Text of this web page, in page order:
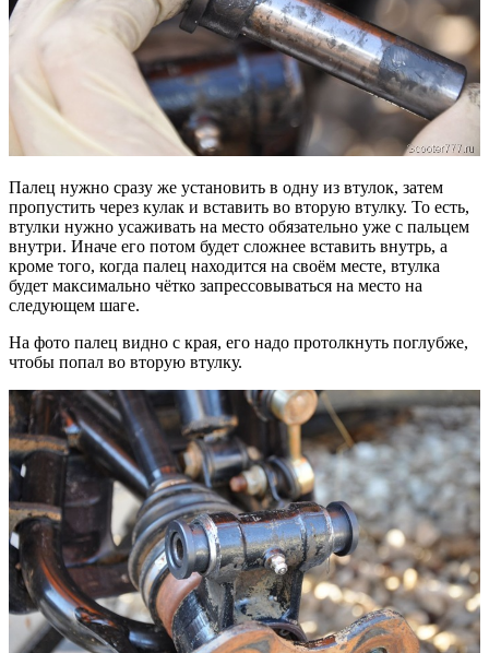
Палец нужно сразу же установить в одну из втулок, затем
пропустить через кулак и вставить во вторую втулку. То есть,
втулки нужно усаживать на место обязательно уже с пальцем
внутри. Иначе его потом будет сложнее вставить внутрь, а
кроме того, когда палец находится на своём месте, втулка
будет максимально чётко запрессовываться на место на
следующем шаге.
На фото палец видно с края, его надо протолкнуть поглубже,
чтобы попал во вторую втулку.